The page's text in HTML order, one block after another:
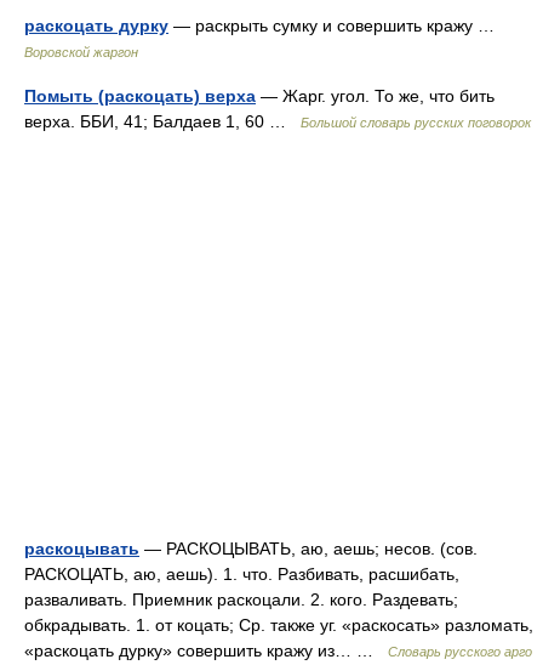
раскоцать дурку — раскрыть сумку и совершить кражу …
Воровской жаргон
Помыть (раскоцать) верха — Жарг. угол. То же, что бить
верха. ББИ, 41; Балдаев 1, 60 …
Большой словарь русских поговорок
раскоцывать — РАСКОЦЫВАТЬ, аю, аешь; несов. (сов.
РАСКОЦАТЬ, аю, аешь). 1. что. Разбивать, расшибать,
разваливать. Приемник раскоцали. 2. кого. Раздевать;
обкрадывать. 1. от коцать; Ср. также уг. «раскосать» разломать,
«раскоцать дурку» совершить кражу из… …
Словарь русского арго